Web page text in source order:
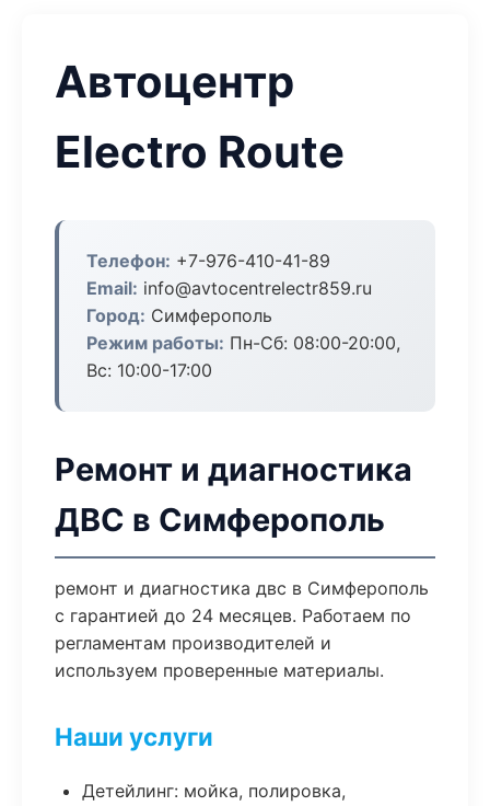
Автоцентр
Electro Route
Телефон: +7-976-410-41-89
Email: info@avtocentrelectr859.ru
Город: Симферополь
Режим работы: Пн-Сб: 08:00-20:00,
Вс: 10:00-17:00
Ремонт и диагностика
ДВС в Симферополь
ремонт и диагностика двс в Симферополь
с гарантией до 24 месяцев. Работаем по
регламентам производителей и
используем проверенные материалы.
Наши услуги
Детейлинг: мойка, полировка,